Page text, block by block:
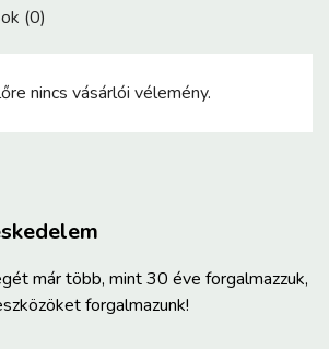
(0)
nincs vásárlói vélemény.
már több, mint 30 éve forgalmazzuk,
forgalmazunk!